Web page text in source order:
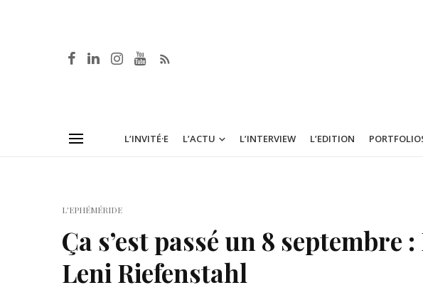
L’INVITÉ·E L’ACTU L’INTERVIEW L’EDITION
L'EPHÉMÉRIDE
Ça s’est passé un 8 septembre
Leni Riefenstahl